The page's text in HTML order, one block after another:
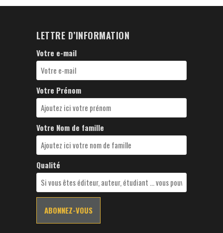
LETTRE D’INFORMATION
Votre e-mail
Votre Prénom
Votre Nom de famille
Qualité